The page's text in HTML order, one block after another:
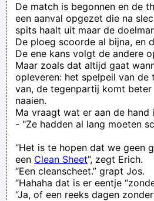
De match is begonnen en de
een aanval opgezet die na
spits haalt uit maar de
De ploeg scoorde al bijna, en
De ene kans volgt de andere
Maar zoals dat altijd gaat
opleveren: het spelpeil van
van, de tegenpartij komt
naaien.
Ma vraagt wat er aan de
- "Ze hadden al lang moeten
“Het is te hopen dat we geen
een Clean Sheet”, zegt Erich.
“Een cleanscheet.” grapt Jos.
“Hahaha dat is er eentje
“Ja, of een reeks dagen